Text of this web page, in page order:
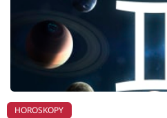
HOROSKOPY